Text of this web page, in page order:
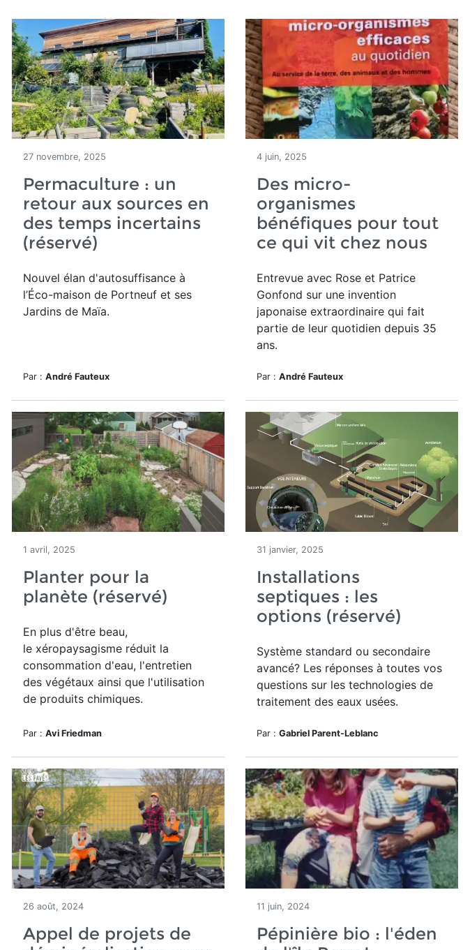
Articles
27 novembre, 2025
Permaculture : un
retour aux sources en
des temps incertains
(réservé)
Nouvel élan d'autosuffisance à
l’Éco-maison de Portneuf et ses
Jardins de Maïa.
Par : André Fauteux
4 juin, 2025
Des micro-
organismes
bénéfiques pour tout
ce qui vit chez nous
Entrevue avec Rose et Patrice
Gonfond sur une invention
japonaise extraordinaire qui fait
partie de leur quotidien depuis 35
ans.
Par : André Fauteux
1 avril, 2025
Planter pour la
planète (réservé)
En plus d'être beau,
le xéropaysagisme réduit la
consommation d'eau, l'entretien
des végétaux ainsi que l'utilisation
de produits chimiques.
Par : Avi Friedman
31 janvier, 2025
Installations
septiques : les
options (réservé)
Système standard ou secondaire
avancé? Les réponses à toutes vos
questions sur les technologies de
traitement des eaux usées.
Par : Gabriel Parent-Leblanc
26 août, 2024
Appel de projets de
11 juin, 2024
Pépinière bio : l'éden